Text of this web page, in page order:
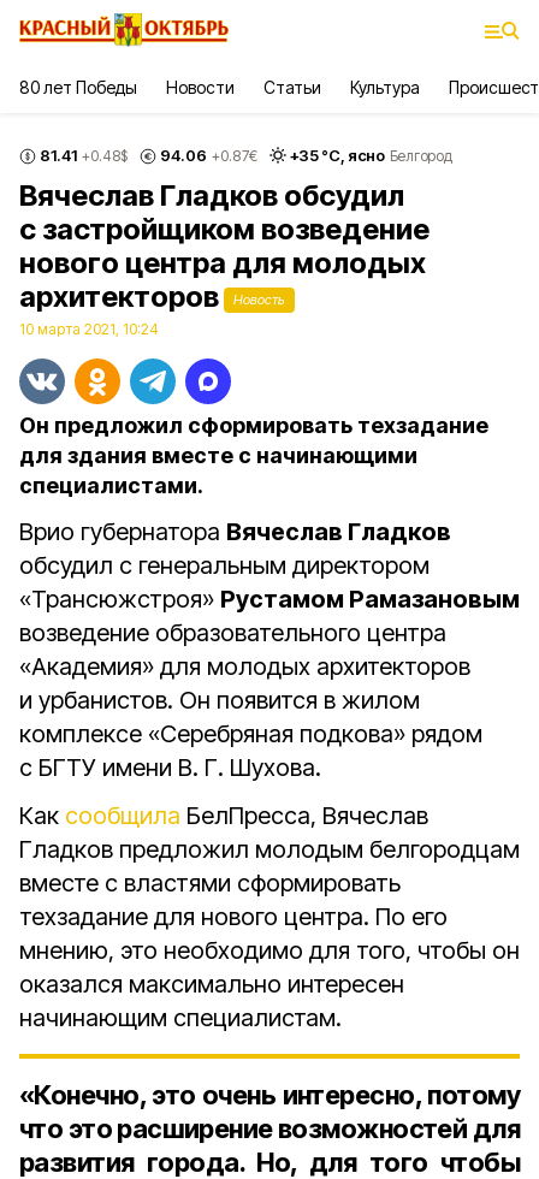
80 лет Победы Новости Статьи Культура
81.41 +0.48$ 94.06 +0.87€ +35°С, ясно Белгород
Вячеслав Гладков обсудил
с застройщиком возведение
нового центра для молодых
архитекторов
Новость
10 марта 2021, 10:24
Он предложил сформировать техзадание
для здания вместе с начинающими
специалистами.
Врио губернатора Вячеслав Гладков
обсудил с генеральным директором
«Трансюжстроя» Рустамом Рамазановым
возведение образовательного центра
«Академия» для молодых архитекторов
и урбанистов. Он появится в жилом
комплексе «Серебряная подкова» рядом
с БГТУ имени В. Г. Шухова.
Как сообщила БелПресса, Вячеслав
Гладков предложил молодым белгородцам
вместе с властями сформировать
техзадание для нового центра. По его
мнению, это необходимо для того, чтобы он
оказался максимально интересен
начинающим специалистам.
«Конечно, это очень интересно, потому
что это расширение возможностей для
развития города. Но, для того чтобы